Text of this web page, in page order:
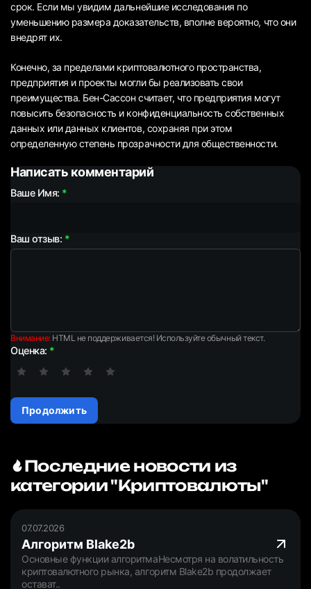
срок. Если мы увидим дальнейшие исследования по
уменьшению размера доказательств, вполне вероятно, что они
внедрят их.
Конечно, за пределами криптовалютного пространства,
предприятия и проекты могли бы реализовать свои
преимущества. Бен-Сассон считает, что предприятия могут
повысить безопасность и конфиденциальность собственных
данных или данных клиентов, сохраняя при этом
определенную степень прозрачности для общественности.
Написать комментарий
Ваше Имя:
Ваш отзыв:
Внимание:HTML не поддерживается! Используйте обычный текст.
Оценка:
Продолжить
Последние новости из
категории "Криптовалюты"
07.07.2026
Алгоритм Blake2b
Основные функции алгоритмаНесмотря на волатильность
криптовалютного рынка, алгоритм Blake2b продолжает
остават..